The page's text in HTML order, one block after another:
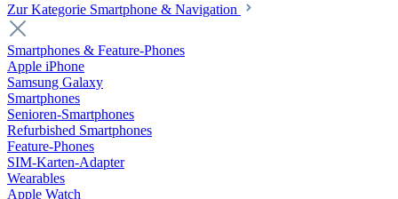
Zur Kategorie Smartphone & Navigation
Smartphones & Feature-Phones
Apple iPhone
Samsung Galaxy
Smartphones
Senioren-Smartphones
Refurbished Smartphones
Feature-Phones
SIM-Karten-Adapter
Wearables
Apple Watch